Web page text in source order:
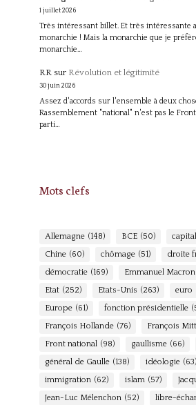
1 juillet 2026
Très intéressant billet. Et très intéressante
monarchie ! Mais la monarchie que je
monarchie…
RR sur Révolution et légitimité
30 juin 2026
Assez d'accords sur l'ensemble à deux
Rassemblement "national" n'est pas le
parti…
Mots clefs
Allemagne (148) BCE (50)
Chine (60) chômage (51) droite
démocratie (169) Emmanuel Macron
Etat (252) Etats-Unis (263) euro
Europe (61) fonction présidentielle
François Hollande (76) François
Front national (98) gaullisme (66)
général de Gaulle (138) idéologie (63)
immigration (62) islam (57)
Jean-Luc Mélenchon (52) libre-